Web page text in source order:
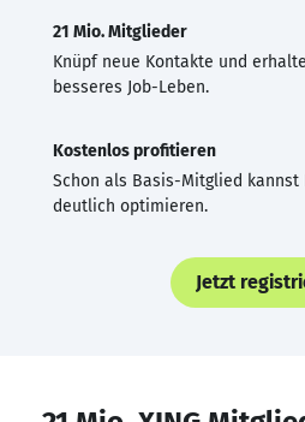
21 Mio. Mitglieder
Knüpf neue Kontakte und
besseres Job-Leben.
Kostenlos profitieren
Schon als Basis-Mitglied kannst
deutlich optimieren.
Jetzt